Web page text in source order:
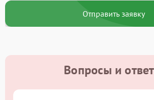
Отправить заявку
Вопросы и